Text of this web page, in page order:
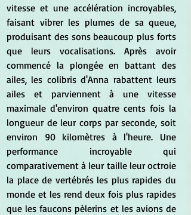
vitesse et une accélération incroyables,
faisant vibrer les plumes de sa queue,
produisant des sons beaucoup plus forts
que leurs vocalisations. Après avoir
commencé la plongée en battant des
ailes, les colibris d'Anna rabattent leurs
ailes et parviennent à une vitesse
maximale d'environ quatre cents fois la
longueur de leur corps par seconde, soit
environ 90 kilomètres à l'heure. Une
performance incroyable qui
comparativement à leur taille leur octroie
la place de vertébrés les plus rapides du
monde et les rend deux fois plus rapides
que les faucons pèlerins et les avions de